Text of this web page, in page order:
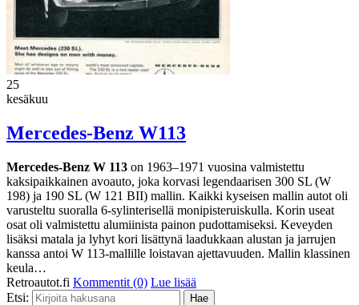
25
kesäkuu
Mercedes-Benz W113
Mercedes-Benz W 113 on 1963–1971 vuosina valmistettu
kaksipaikkainen avoauto, joka korvasi legendaarisen 300 SL (W
198) ja 190 SL (W 121 BII) mallin. Kaikki kyseisen mallin autot oli
varusteltu suoralla 6-sylinterisellä monipisteruiskulla. Korin useat
osat oli valmistettu alumiinista painon pudottamiseksi. Keveyden
lisäksi matala ja lyhyt kori lisättynä laadukkaan alustan ja jarrujen
kanssa antoi W 113-mallille loistavan ajettavuuden. Mallin klassinen
keula…
Retroautot.fi Kommentit (0) Lue lisää
Etsi: